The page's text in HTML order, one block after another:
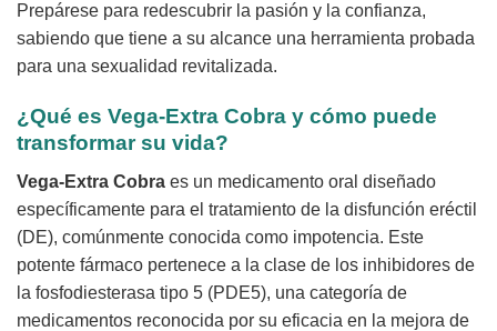
Prepárese para redescubrir la pasión y la confianza,
sabiendo que tiene a su alcance una herramienta probada
para una sexualidad revitalizada.
¿Qué es Vega-Extra Cobra y cómo puede
transformar su vida?
Vega-Extra Cobra es un medicamento oral diseñado
específicamente para el tratamiento de la disfunción eréctil
(DE), comúnmente conocida como impotencia. Este
potente fármaco pertenece a la clase de los inhibidores de
la fosfodiesterasa tipo 5 (PDE5), una categoría de
medicamentos reconocida por su eficacia en la mejora de